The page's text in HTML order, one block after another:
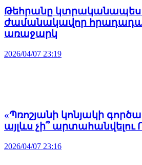
Թեհրանը կտրականապես
ժամանակավոր
առաջարկ
2026/04/07 23:19
«Պռոշյանի կոնյակի
այլևս չի՞ արտահանվելու
2026/04/07 23:16